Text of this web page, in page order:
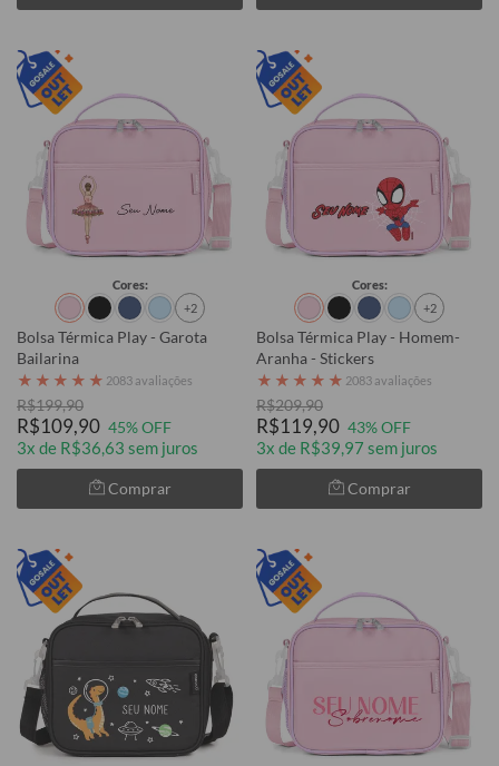
Cores:
+2
Bolsa Térmica Play - Garota
Bailarina
★ ★ ★ ★ ★ 2083 avaliações
R$199,90
R$109,90 45% OFF
3x de R$36,63 sem juros
Comprar
Cores:
+2
Bolsa Térmica Play - Homem-
Aranha - Stickers
★ ★ ★ ★ ★ 2083 avaliações
R$209,90
R$119,90 43% OFF
3x de R$39,97 sem juros
Comprar